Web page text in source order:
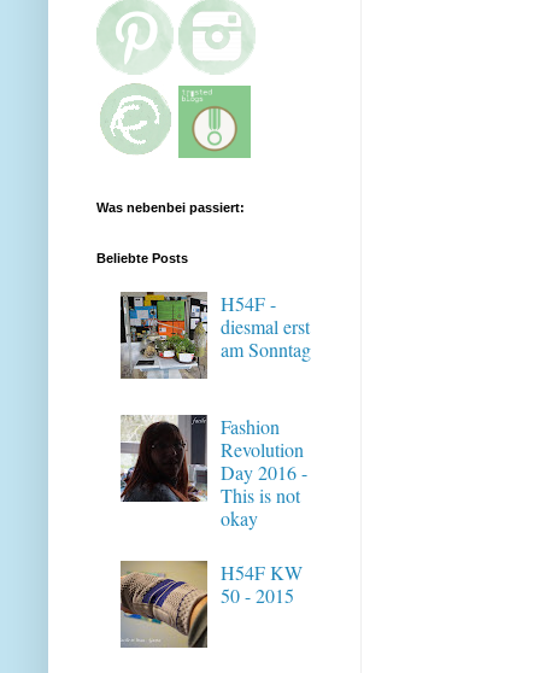
Was nebenbei passiert:
Beliebte Posts
H54F -
diesmal erst
am Sonntag
Fashion
Revolution
Day 2016 -
This is not
okay
H54F KW
50 - 2015